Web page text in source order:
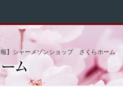
報】シャーメゾンショップ さくらホーム